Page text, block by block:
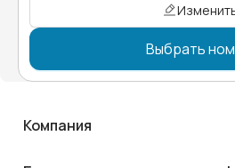
Выбрать
Компания